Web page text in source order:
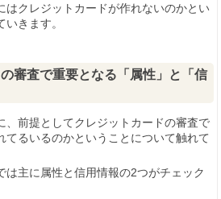
はクレジットカードが作れないのかとい
きます。
審査で重要となる「属性」と「信
、前提としてクレジットカードの審査で
てるいるのかということについて触れて
は主に属性と信用情報の2つがチェック